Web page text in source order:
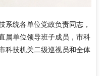
系统各单位党政负责同志，
属单位领导班子成员，市科
科技机关二级巡视员和全体